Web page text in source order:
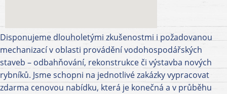
Disponujeme dlouholetými zkušenostmi i požadovanou
mechanizací v oblasti provádění vodohospodářských
staveb – odbahňování, rekonstrukce či výstavba nových
rybníků. Jsme schopni na jednotlivé zakázky vypracovat
zdarma cenovou nabídku, která je konečná a v průběhu